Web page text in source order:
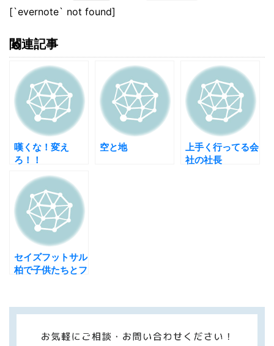
[`evernote` not found]
関連記事
嘆くな！変え
ろ！！
空と地
上手く行ってる会
社の社長
セイズフットサル
柏で子供たちとフ